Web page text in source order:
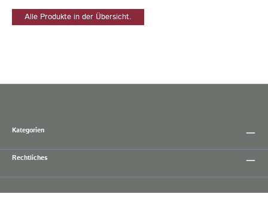
Alle Produkte in der Übersicht.
Kategorien
Rechtliches